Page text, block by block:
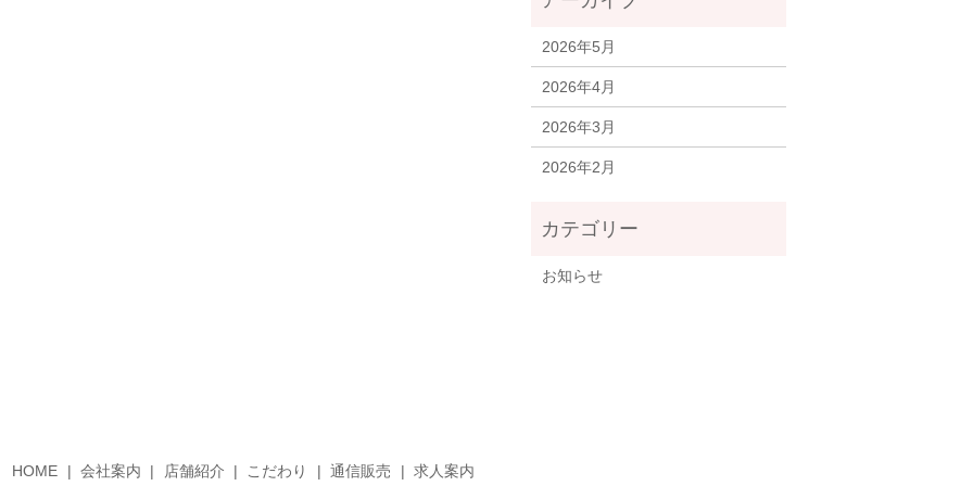
2026年5月
2026年4月
2026年3月
2026年2月
お知らせ
HOME 会社案内 店舗紹介 こだわり 通信販売 求人案内